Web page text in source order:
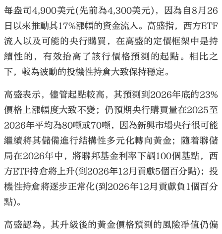
每盎司4,900美元(先前為4,300美元)，因為自8月26
日以來推動其17%漲幅的資金流入。高盛指，西方ETF
流入以及可能的央行購買，在高盛的定價框架中是持
續性的，有效抬高了該行價格預測的起點。相比之
下，較為波動的投機性持倉大致保持穩定。
高盛表示，儘管起點較高，其預測到2026年底的23%
價格上漲幅度大致不變；仍預期央行購買量在2025至
2026年平均為80噸或70噸，因為新興市場央行很可能
繼續將其儲備進行結構性多元化轉向黃金；隨着聯儲
局在2026年中，將聯邦基金利率下調100個基點，西
方ETF持倉將上升(到2026年12月貢獻5個百分點)；投
機性持倉將逐步正常化(到2026年12月貢獻負1個百分
點)。
高盛認為，其升級後的黃金價格預測的風險凈值仍偏